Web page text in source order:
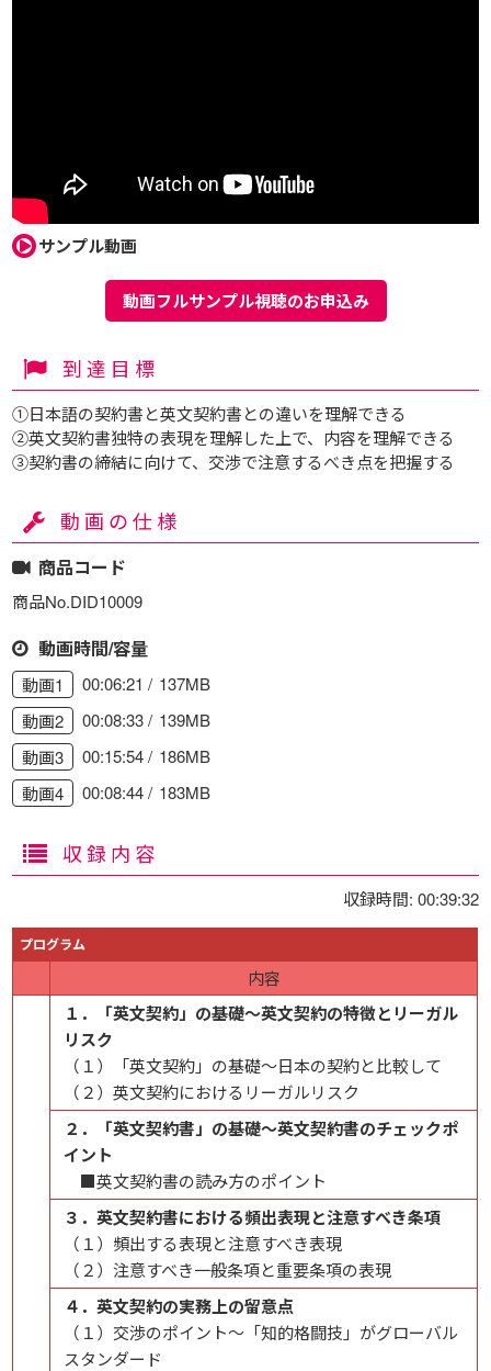
サンプル動画
動画フルサンプル視聴のお申込み
到達目標
①日本語の契約書と英文契約書との違いを理解できる
②英文契約書独特の表現を理解した上で、内容を理解できる
③契約書の締結に向けて、交渉で注意するべき点を把握する
動画の仕様
商品コード
商品No.DID10009
動画時間/容量
動画1 00:06:21
137MB
動画2
00:08:33
139MB
動画3
00:15:54
186MB
動画4
00:08:44 183MB
収録内容
収録時間: 00:39:32
プログラム
内容
１．「英文契約」の基礎～英文契約の特徴とリーガル
リスク
（１）「英文契約」の基礎～日本の契約と比較して
（２）英文契約におけるリーガルリスク
２．「英文契約書」の基礎～英文契約書のチェックポ
イント
■英文契約書の読み方のポイント
３．英文契約書における頻出表現と注意すべき条項
（１）頻出する表現と注意すべき表現
（２）注意すべき一般条項と重要条項の表現
４．英文契約の実務上の留意点
（１）交渉のポイント～「知的格闘技」がグローバル
スタンダード